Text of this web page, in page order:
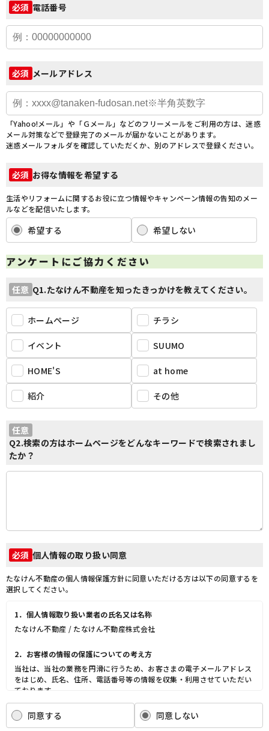
必須 電話番号
必須 メールアドレス
「Yahoo!メール」や「Ｇメール」などのフリーメールをご利用の方は、迷惑
メール対策などで登録完了のメールが届かないことがあります。
迷惑メールフォルダを確認していただくか、別のアドレスで登録ください。
必須 お得な情報を希望する
生活やリフォームに関するお役に立つ情報やキャンペーン情報の告知のメー
ルなどを配信いたします。
希望する 希望しない
アンケートにご協力ください
任意 Q1.たなけん不動産を知ったきっかけを教えてください。
ホームページ チラシ
イベント SUUMO
HOME'S at home
紹介 その他
任意
Q2.検索の方はホームページをどんなキーワードで検索されまし
たか？
必須 個人情報の取り扱い同意
たなけん不動産の個人情報保護方針に同意いただける方は以下の同意するを
選択してください。
1．個人情報取り扱い業者の氏名又は名称
たなけん不動産 / たなけん不動産株式会社
2．お客様の情報の保護についての考え方
当社は、当社の業務を円滑に行うため、お客さまの電子メールアドレス
をはじめ、氏名、住所、電話番号等の情報を収集・利用させていただい
ております。
当社は、これらのお客さまの個人情報（以下「お客さま情報」といいま
す。）の適正な保護を重大な責務と認識し、この責務を果たすために、
次の方針の下でお客さま情報を取り扱います。
同意する 同意しない